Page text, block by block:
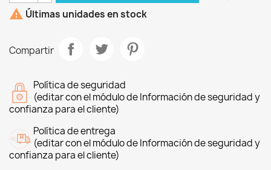
 Últimas unidades en stock
Compartir
Política de seguridad
(editar con el módulo de Información de seguridad y
confianza para el cliente)
Política de entrega
(editar con el módulo de Información de seguridad y
confianza para el cliente)